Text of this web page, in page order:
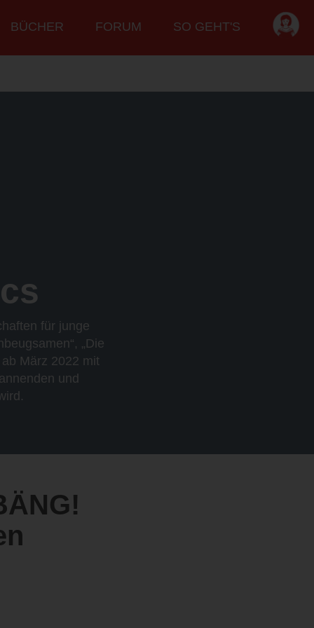
BÜCHER FORUM SO GEHT'S
für junge
„Die
März 2022 mit
und